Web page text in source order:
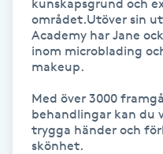
Gua Sha-massage
Hatha Yoga
Headspa
kunskapsgrund och
området.Utöver sin
Academy har Jane
inom microblading
makeup.
Med över 3000
behandlingar kan du
trygga händer och
skönhet.